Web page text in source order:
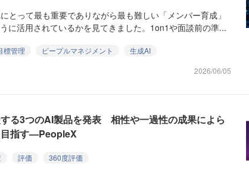
とって最も重要でありながら最も難しい「メンバー育成」
に活用されているかを見てきました。1on1や面談前の準...
標管理 ピープルマネジメント
生成AI
2026/06/05
る3つのAI製品を発表 相性や一過性の成果によら
指す—PeopleX
評価
360度評価